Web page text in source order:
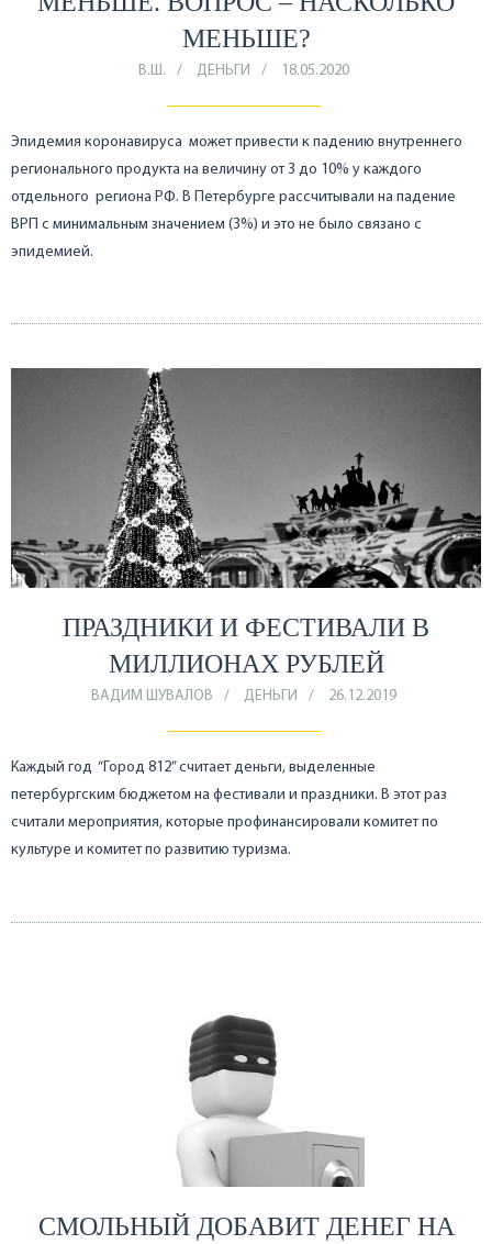
МЕНЬШЕ?
В.Ш. ДЕНЬГИ 18.05.2020
Эпидемия коронавируса может привести к падению внутреннего
регионального продукта на величину от 3 до 10% у каждого
отдельного региона РФ. В Петербурге рассчитывали на падение
ВРП с минимальным значением (3%) и это не было связано с
эпидемией.
ПРАЗДНИКИ И ФЕСТИВАЛИ В
МИЛЛИОНАХ РУБЛЕЙ
ВАДИМ ШУВАЛОВ ДЕНЬГИ 26.12.2019
Каждый год “Город 812” считает деньги, выделенные
петербургским бюджетом на фестивали и праздники. В этот раз
считали мероприятия, которые профинансировали комитет по
культуре и комитет по развитию туризма.
СМОЛЬНЫЙ ДОБАВИТ ДЕНЕГ НА